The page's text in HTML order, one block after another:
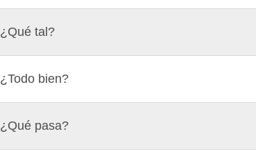
¿Qué tal?
¿Todo bien?
¿Qué pasa?